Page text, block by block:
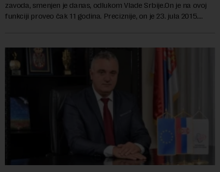
zavoda, smenjen je danas, odlukom Vlade Srbije.On je na ovoj
funkciji proveo čak 11 godina. Preciznije, on je 23. jula 2015.